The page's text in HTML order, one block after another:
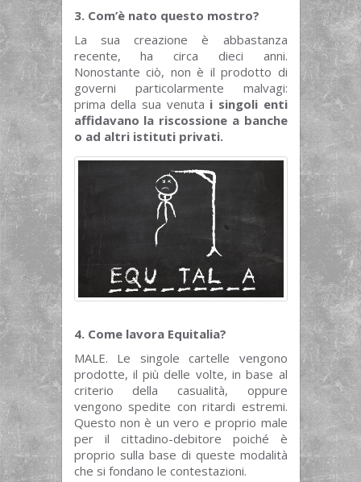
3. Com’è nato questo mostro?
La sua creazione è abbastanza
recente, ha circa dieci anni.
Nonostante ciò, non è il prodotto di
governi particolarmente malvagi:
prima della sua venuta i singoli enti
affidavano la riscossione a banche
o ad altri istituti privati.
4. Come lavora Equitalia?
MALE. Le singole cartelle vengono
prodotte, il più delle volte, in base al
criterio della casualità, oppure
vengono spedite con ritardi estremi.
Questo non è un vero e proprio male
per il cittadino-debitore poiché è
proprio sulla base di queste modalità
che si fondano le contestazioni.